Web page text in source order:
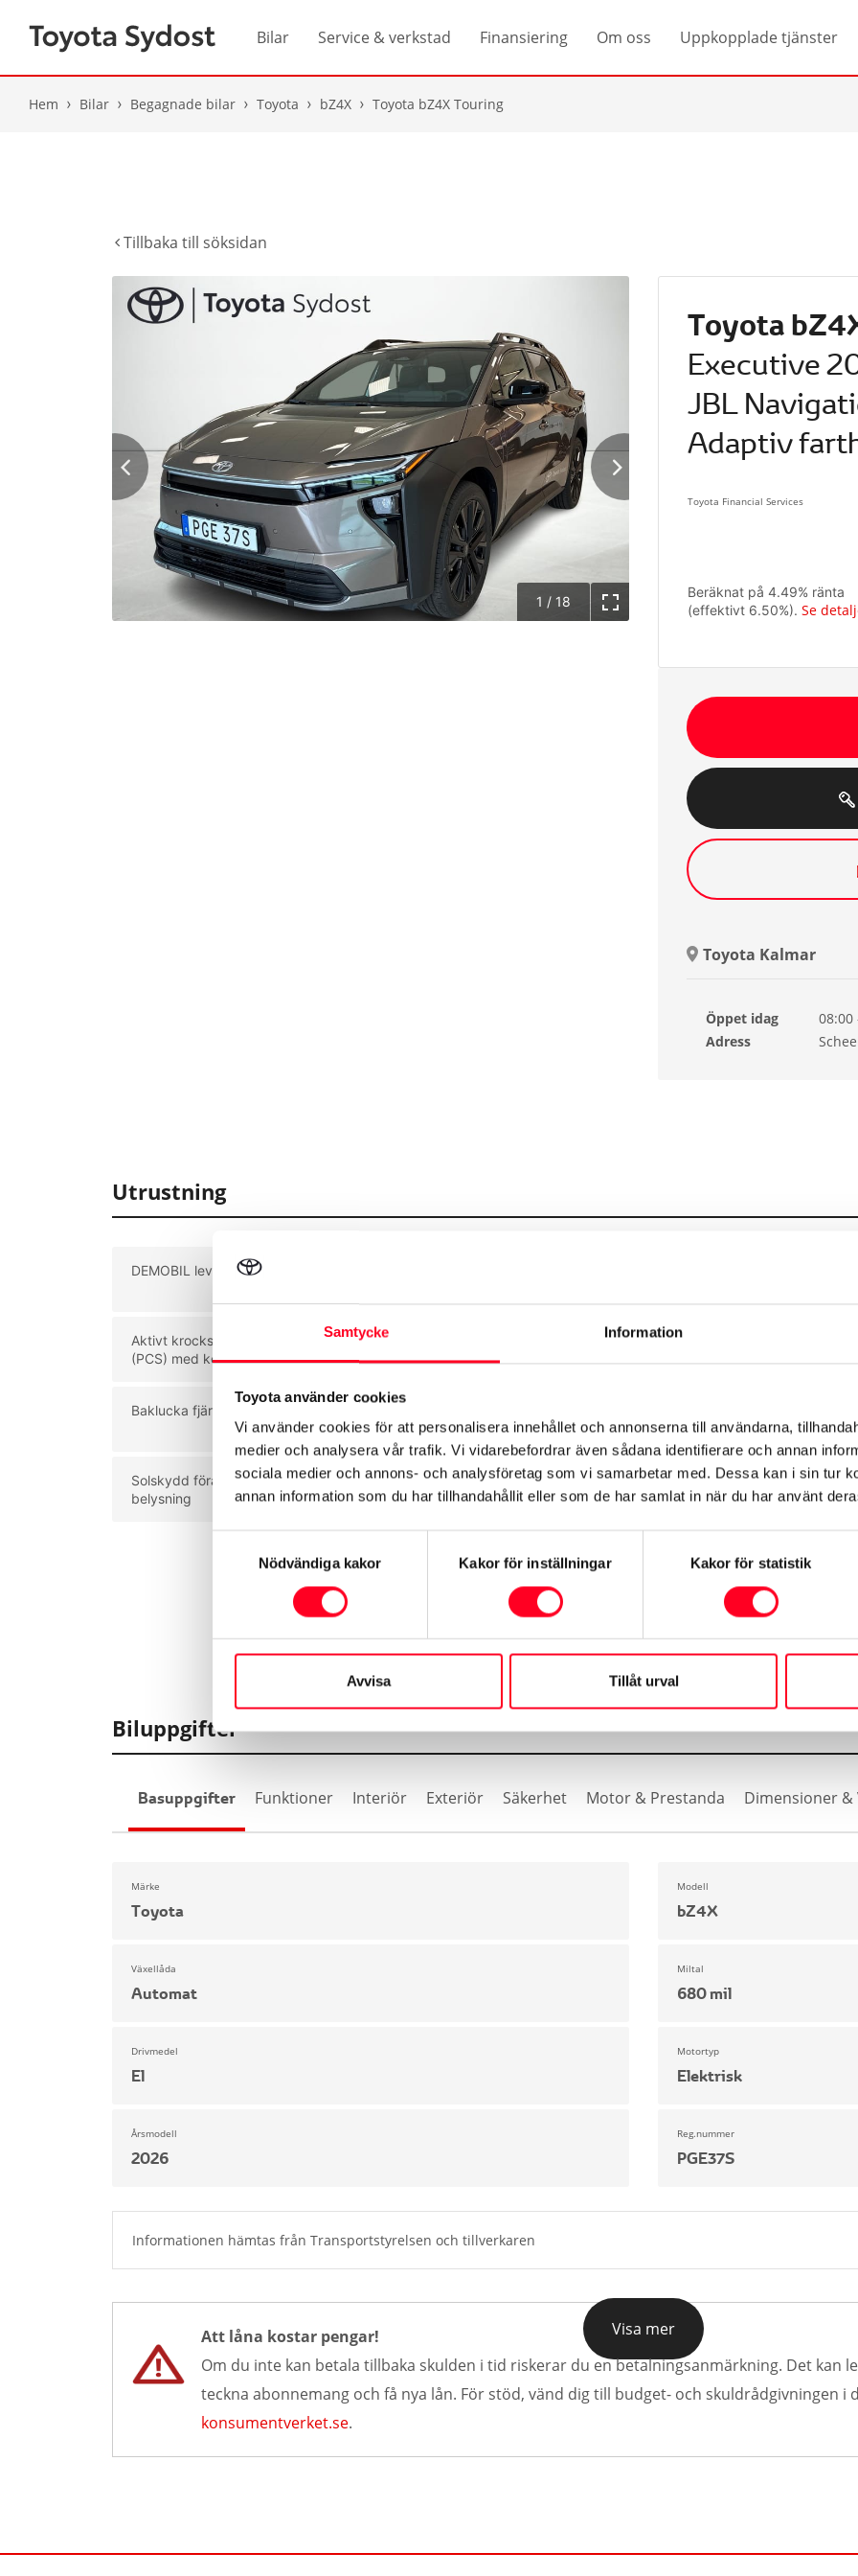
Samtycke Information
Toyota använder cookies
Vi använder cookies för att personalisera innehållet och annonserna till användarna,
medier och analysera vår trafik. Vi vidarebefordrar även sådana identifierare och annan
sociala medier och annons- och analysföretag som vi samarbetar med. Dessa kan i sin tur
annan information som du har tillhandahållit eller som de har samlat in när du har använt
Nödvändiga kakor
Kakor för inställningar Kakor för statistik
Avvisa Tillåt urval
Bilar Service & verkstad Finansiering Om oss Uppkopplade tjänster
Hem Bilar Begagnade bilar Toyota bZ4X Toyota bZ4X Touring
Tillbaka till söksidan
1 / 18
Toyota
Executive
JBL
Adaptiv
Toyota Financial Services
Beräknat på 4.49% ränta
(effektivt 6.50%). Se
Toyota Kalmar
Öppet idag
08:00
Adress
Utrustning
DEMOBIL leverans efter ök.
Aktivt krockskyddssystem
(PCS) med korsningsassistans
Läslampor passagerare andra
Baklucka fjärrstyrd med nyckel
däcktryck (TPWS)
Solskydd förarsida med
belysning
Armstöd i bakdörrarna Armstöd på konsolboxen
Biluppgifter
Basuppgifter Funktioner Interiör Exteriör Säkerhet Motor & Prestanda Dimensioner &
Märke
Toyota
Modell
bZ4X
Växellåda
Automat
Miltal
680 mil
Drivmedel
El
Motortyp
Elektrisk
Årsmodell
2026
Reg.nummer
PGE37S
Informationen hämtas från Transportstyrelsen och tillverkaren
Visa mer
Att låna kostar pengar!
Om du inte kan betala tillbaka skulden i tid riskerar du en betalningsanmärkning. Det kan
teckna abonnemang och få nya lån. För stöd, vänd dig till budget- och skuldrådgivningen
konsumentverket.se.